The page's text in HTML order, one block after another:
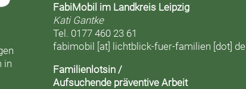
in
FabiMobil im Landkreis Leipzig
Kati Gantke
Tel. 0177 460 23 61
fabimobil [at] lichtblick-fuer-familien [dot] de
Familienlotsin /
Aufsuchende präventive Arbeit